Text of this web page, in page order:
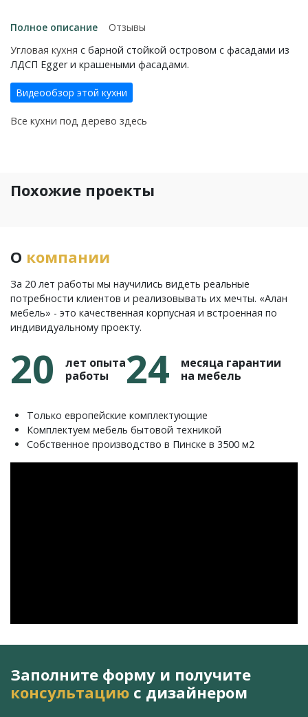
Полное описание
Отзывы
Угловая кухня с барной стойкой островом с фасадами из
ЛДСП Egger и крашеными фасадами.
Видеообзор этой кухни
Все кухни под дерево здесь
Похожие проекты
О компании
За 20 лет работы мы научились видеть реальные
потребности клиентов и реализовывать их мечты. «Алан
мебель» - это качественная корпусная и встроенная по
индивидуальному проекту.
20
лет опыта
работы
24
месяца гарантии
на мебель
Только европейские комплектующие
Комплектуем мебель бытовой техникой
Собственное производство в Пинске в 3500 м2
Заполните форму и получите
консультацию с дизайнером